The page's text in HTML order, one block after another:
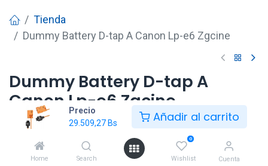
Precio
29.509,27Bs Añadir al carrito
Home Search
0
Wishlist Cuenta
Tienda
Dummy Battery D-tap A Canon Lp-e6 Zgcine
Dummy Battery D-tap A
Canon Lp-e6 Zgcine
29.509,27Bs